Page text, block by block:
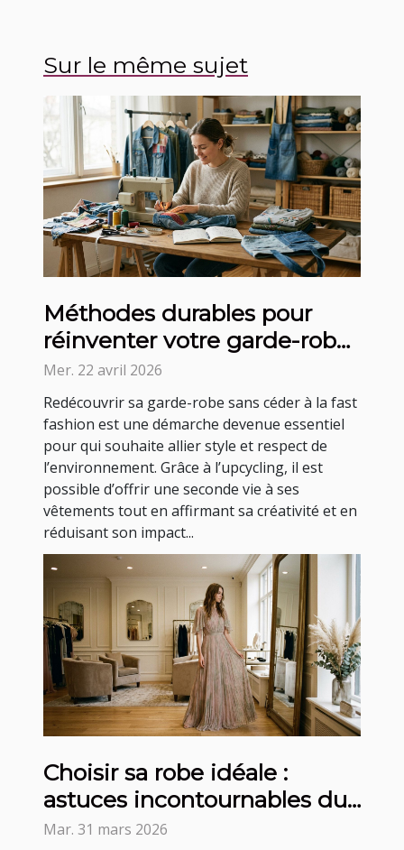
Sur le même sujet
Méthodes durables pour
réinventer votre garde-robe
avec l'upcycling
Mer. 22 avril 2026
Redécouvrir sa garde-robe sans céder à la fast
fashion est une démarche devenue essentiel
pour qui souhaite allier style et respect de
l’environnement. Grâce à l’upcycling, il est
possible d’offrir une seconde vie à ses
vêtements tout en affirmant sa créativité et en
réduisant son impact...
Choisir sa robe idéale :
astuces incontournables du
guide de la robe
Mar. 31 mars 2026